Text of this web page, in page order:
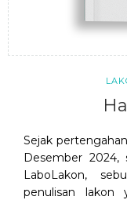
Sejak
Desember 2024,
LaboLakon,
penulisan lakon